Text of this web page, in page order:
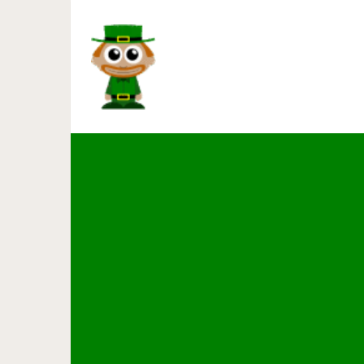
Достопримечательности